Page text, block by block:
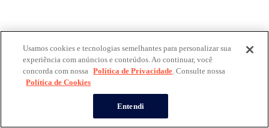
Usamos cookies e tecnologias semelhantes para personalizar sua
experiência com anúncios e conteúdos. Ao continuar, você
concorda com nossa Política de Privacidade. Consulte nossa
Política de Cookies
Entendi